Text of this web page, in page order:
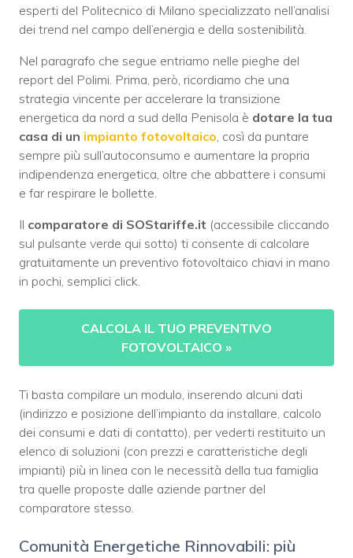
esperti del Politecnico di Milano specializzato nell’analisi
dei trend nel campo dell’energia e della sostenibilità.
Nel paragrafo che segue entriamo nelle pieghe del
report del Polimi. Prima, però, ricordiamo che una
strategia vincente per accelerare la transizione
energetica da nord a sud della Penisola è dotare la tua
casa di un impianto fotovoltaico , così da puntare
sempre più sull’autoconsumo e aumentare la propria
indipendenza energetica, oltre che abbattere i consumi
e far respirare le bollette.
Il comparatore di SOStariffe.it (accessibile cliccando
sul pulsante verde qui sotto) ti consente di calcolare
gratuitamente un preventivo fotovoltaico chiavi in mano
in pochi, semplici click.
CALCOLA IL TUO PREVENTIVO
FOTOVOLTAICO »
Ti basta compilare un modulo, inserendo alcuni dati
(indirizzo e posizione dell’impianto da installare, calcolo
dei consumi e dati di contatto), per vederti restituito un
elenco di soluzioni (con prezzi e caratteristiche degli
impianti) più in linea con le necessità della tua famiglia
tra quelle proposte dalle aziende partner del
comparatore stesso.
Comunità Energetiche Rinnovabili: più